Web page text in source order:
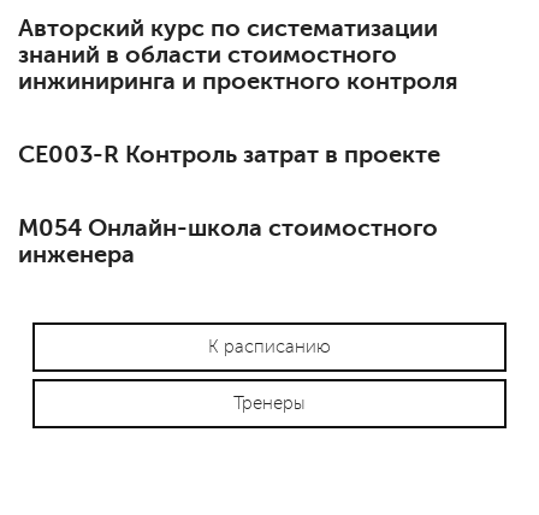
Авторский курс по систематизации
знаний в области стоимостного
инжиниринга и проектного контроля
СЕ003-R Контроль затрат в проекте
М054 Онлайн-школа стоимостного
инженера
К расписанию
Тренеры